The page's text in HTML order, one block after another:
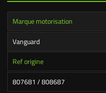
Marque motorisation
Vanguard
Ref origine
807681 / 808687